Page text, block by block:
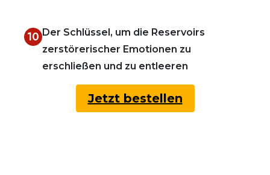
10 Der Schlüssel, um die Reservoirs
zerstörerischer Emotionen zu
erschließen und zu entleeren
Jetzt bestellen